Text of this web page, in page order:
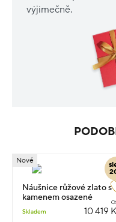
výjimečně.
Nové
Náušnice růžové zlato s
kamenem osazené
zirkony pecky 1cm 2.25g
Skladem 10 419